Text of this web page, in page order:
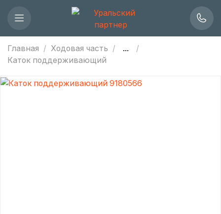
Главная Ходовая часть
...
Каток поддерживающий